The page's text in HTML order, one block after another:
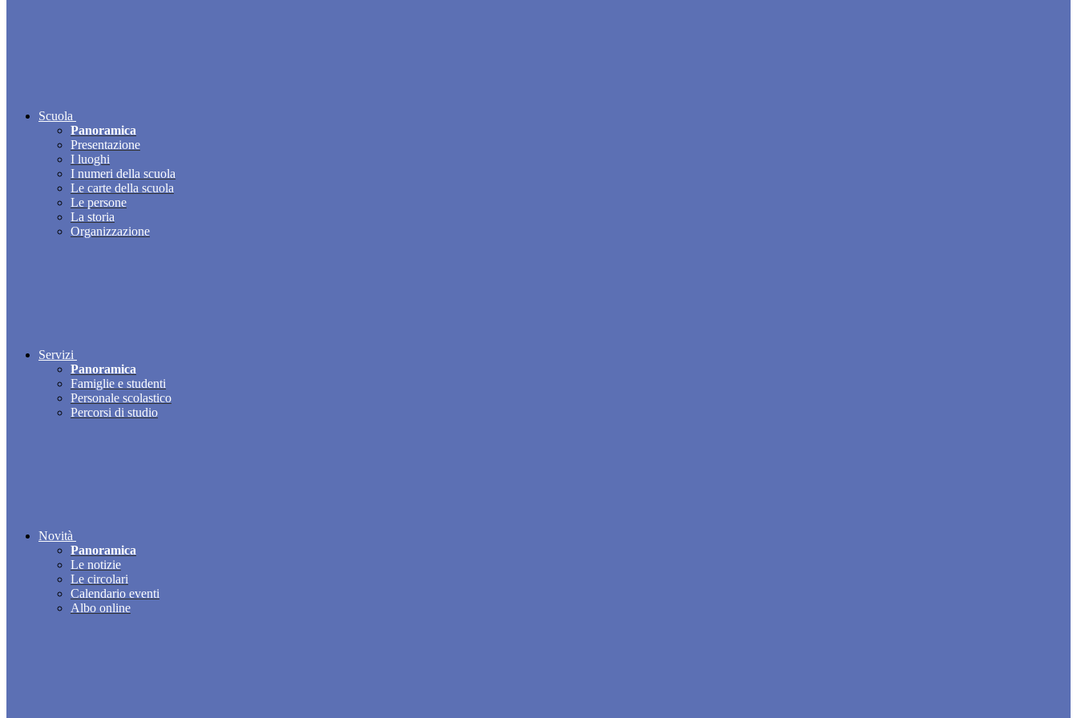
Scuola
Panoramica
Presentazione
I luoghi
I numeri della scuola
Le carte della scuola
Le persone
La storia
Organizzazione
Servizi
Panoramica
Famiglie e studenti
Personale scolastico
Percorsi di studio
Novità
Panoramica
Le notizie
Le circolari
Calendario eventi
Albo online